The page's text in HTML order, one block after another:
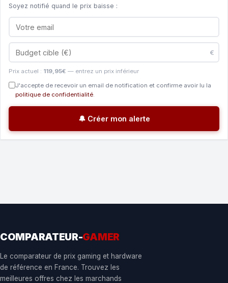
Soyez notifié quand le prix baisse :
€
Prix actuel : 119,95€ — entrez un prix inférieur
J'accepte de recevoir un email de notification et confirme avoir lu la
politique de confidentialité.
🔔 Créer mon alerte
COMPARATEUR-GAMER
Le comparateur de prix gaming et hardware
de référence en France. Trouvez les
meilleures offres chez les marchands